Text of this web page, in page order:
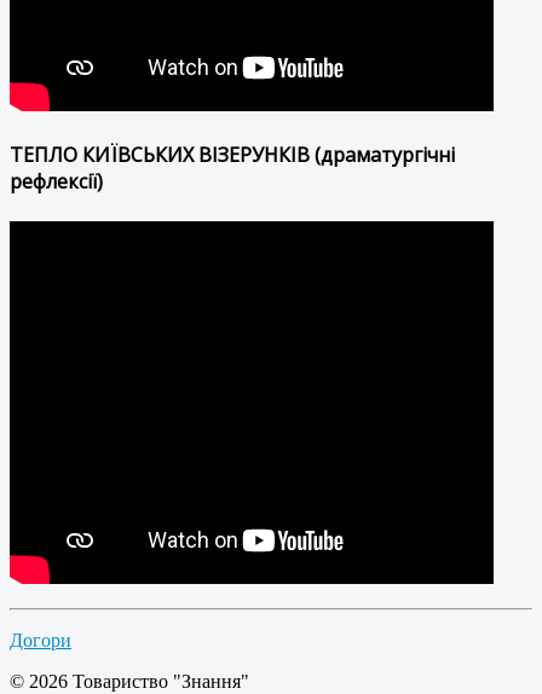
ТЕПЛО КИЇВСЬКИХ ВІЗЕРУНКІВ (драматургічні
рефлексії)
Догори
© 2026 Товариство "Знання"